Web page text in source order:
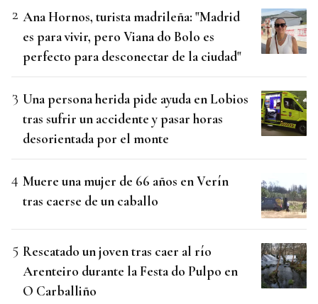
Ana Hornos, turista madrileña: "Madrid
es para vivir, pero Viana do Bolo es
perfecto para desconectar de la ciudad"
Una persona herida pide ayuda en Lobios
tras sufrir un accidente y pasar horas
desorientada por el monte
Muere una mujer de 66 años en Verín
tras caerse de un caballo
Rescatado un joven tras caer al río
Arenteiro durante la Festa do Pulpo en
O Carballiño